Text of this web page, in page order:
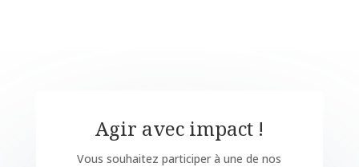
Agir avec impact !
Vous souhaitez participer à une de nos